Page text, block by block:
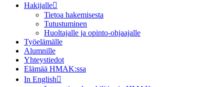
Hakijalle
Tietoa hakemisesta
Tutustuminen
Huoltajalle ja opinto-ohjaajalle
Työelämälle
Alumnille
Yhteystiedot
Elämää HMAK:ssa
In English